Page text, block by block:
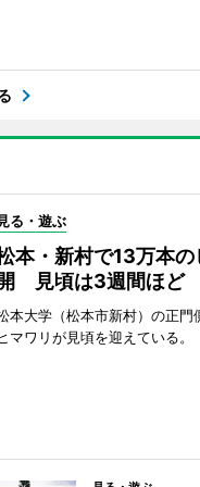
る・遊ぶ
本・新村で13万本の
開 見頃は3週間ほど
本大学（松本市新村）の正門
マワリが見頃を迎えている。